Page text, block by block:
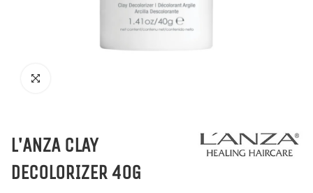
L'ANZA CLAY
DECOLORIZER 40G